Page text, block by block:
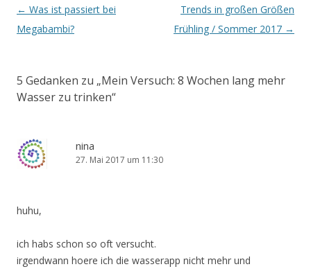
Artikel-Navigation
← Was ist passiert bei
Megabambi?
Trends in großen Größen
Frühling / Sommer 2017 →
5 Gedanken zu „Mein Versuch: 8 Wochen lang mehr
Wasser zu trinken“
nina
27. Mai 2017 um 11:30
huhu,
ich habs schon so oft versucht.
irgendwann hoere ich die wasserapp nicht mehr und